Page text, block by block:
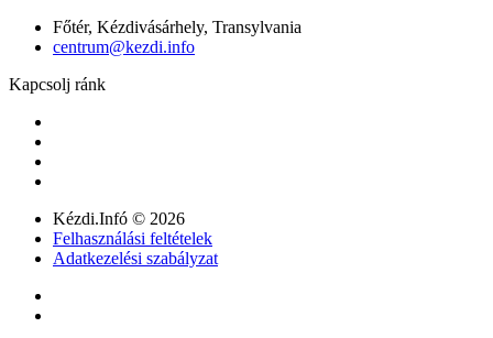
Főtér, Kézdivásárhely, Transylvania
centrum@kezdi.info
Kapcsolj ránk
Kézdi.Infó © 2026
Felhasználási feltételek
Adatkezelési szabályzat